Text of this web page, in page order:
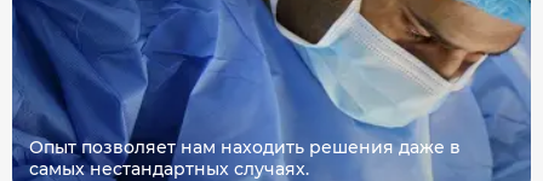
Опыт позволяет нам находить решения даже в
самых нестандартных случаях.